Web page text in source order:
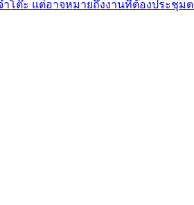
ต๊ะ แต่อาจหมายถึงงานที่ต้องประชุ